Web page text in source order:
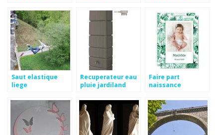
Saut elastique
liege
Recuperateur eau
pluie jardiland
Faire part
naissance